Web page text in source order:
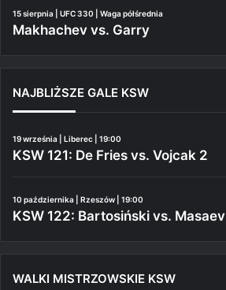
15 sierpnia | UFC 330 | Waga półśrednia
Makhachev vs. Garry
NAJBLIŻSZE GALE KSW
19 września | Liberec | 19:00
KSW 121: De Fries vs. Vojcak 2
10 października | Rzeszów | 19:00
KSW 122: Bartosiński vs. Masaev
WALKI MISTRZOWSKIE KSW